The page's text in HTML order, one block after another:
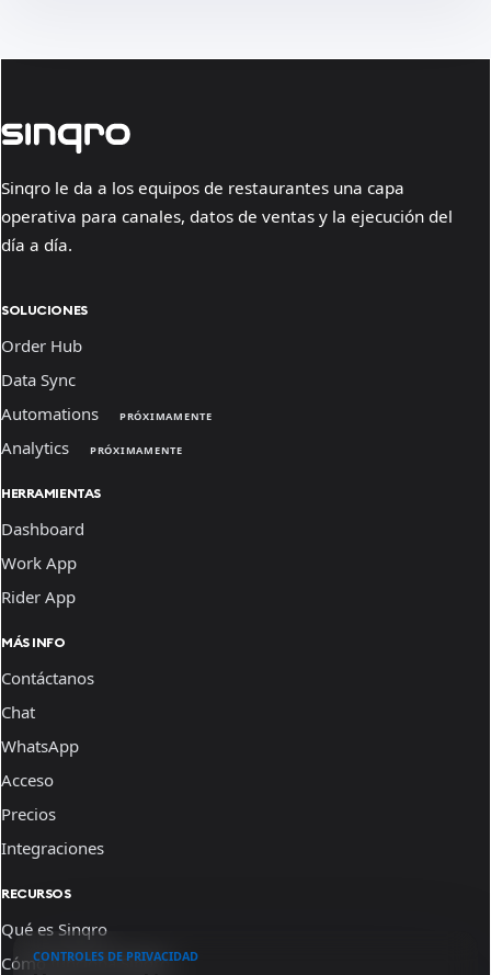
Sinqro le da a los equipos de restaurantes una capa
operativa para canales, datos de ventas y la ejecución del
día a día.
SOLUCIONES
Order Hub
Data Sync
Automations
PRÓXIMAMENTE
Analytics PRÓXIMAMENTE
HERRAMIENTAS
Dashboard
Work App
Rider App
MÁS INFO
Contáctanos
Chat
WhatsApp
Acceso
Precios
Integraciones
RECURSOS
Qué es Sinqro
Cómo funciona Sinqro
CONTROLES DE PRIVACIDAD